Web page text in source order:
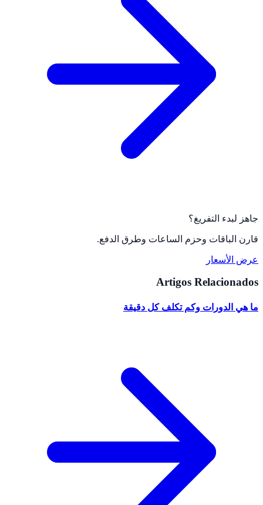
جاهز لبدء التفريغ؟
قارن الباقات وحزم الساعات وطرق الدفع.
عرض الأسعار
Artigos Relacionados
ما هي الدورات وكم تكلف كل دقيقة